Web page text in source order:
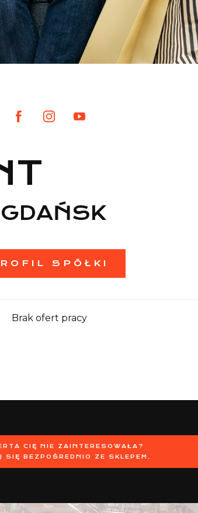
SPÓŁKI
Brak ofert pracy
CIĘ NIE ZAINTERESOWAŁA?
SIĘ BEZPOŚREDNIO ZE SKLEPEM.